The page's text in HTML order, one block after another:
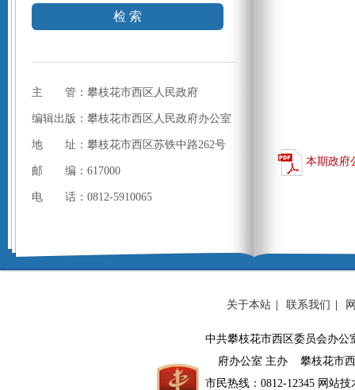
检 索
主 管：攀枝花市西区人民政府
编辑出版：攀枝花市西区人民政府办公室
地 址：攀枝花市西区苏铁中路262号
邮 编：617000
电 话：0812-5910065
本期政府
关于本站 联系我们
中共攀枝花市西区委员会办
府办公室 主办 攀枝花市
市民热线：0812-12345 网站